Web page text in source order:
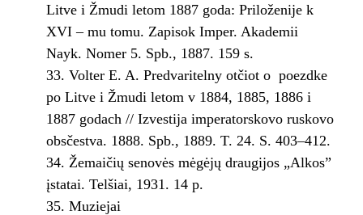
Litve i Žmudi letom 1887 goda: Priloženije k
XVI – mu tomu. Zapisok Imper. Akademii
Nayk. Nomer 5. Spb., 1887. 159 s.
Volter E. A. Predvaritelny otčiot o poezdke
po Litve i Žmudi letom v 1884, 1885, 1886 i
1887 godach // Izvestija imperatorskovo ruskovo
obsčestva. 1888. Spb., 1889. T. 24. S. 403–412.
Žemaičių senovės mėgėjų draugijos „Alkos”
įstatai. Telšiai, 1931. 14 p.
Muziejai